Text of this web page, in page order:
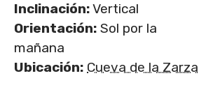
Inclinación:Vertical
Orientación: Sol por la
mañana
Ubicación: Cueva de la Zarza